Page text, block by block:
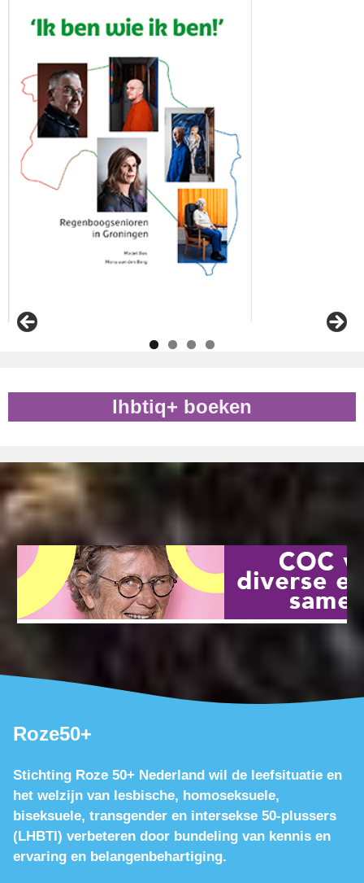
lhbtiq+ boeken
Roze50+
Stichting Roze 50+ Nederland wil de leefsituatie en
het welzijn van lesbische, homoseksuele,
biseksuele, transgender en intersekse 50-plussers
(LHBTI) verbeteren door bundeling van kennis en
ervaring en belangenbehartiging.